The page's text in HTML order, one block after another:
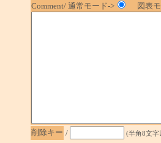
Comment/ 通常モード->
図表モ
削除キー / (半角8文字